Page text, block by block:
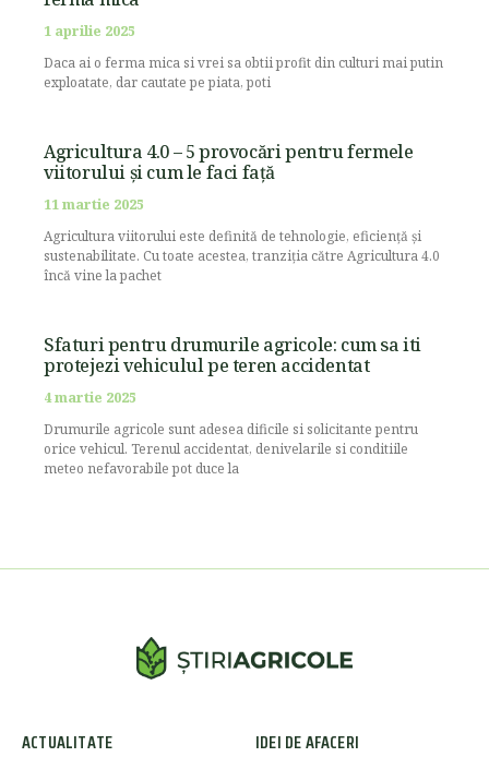
1 aprilie 2025
Daca ai o ferma mica si vrei sa obtii profit din culturi mai putin
exploatate, dar cautate pe piata, poti
Agricultura 4.0 – 5 provocări pentru fermele
viitorului și cum le faci față
11 martie 2025
Agricultura viitorului este definită de tehnologie, eficiență și
sustenabilitate. Cu toate acestea, tranziția către Agricultura 4.0
încă vine la pachet
Sfaturi pentru drumurile agricole: cum sa iti
protejezi vehiculul pe teren accidentat
4 martie 2025
Drumurile agricole sunt adesea dificile si solicitante pentru
orice vehicul. Terenul accidentat, denivelarile si conditiile
meteo nefavorabile pot duce la
ACTUALITATE IDEI DE AFACERI